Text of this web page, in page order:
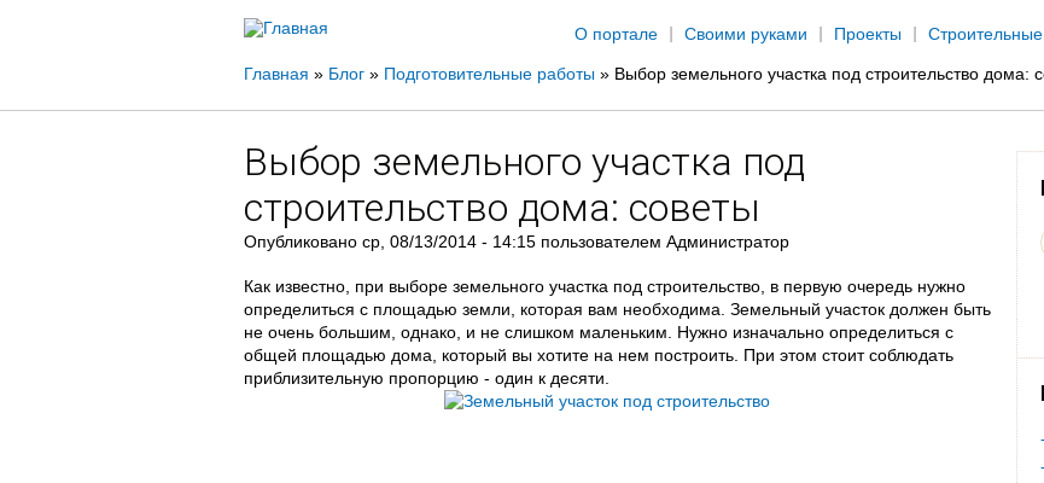
О портале
Своими руками Проекты
Вы
здесь
Главная » Блог » Подготовительные работы » Выбор земельного участка под строительство дома:
Выбор земельного участка под
строительство дома: советы
Опубликовано ср, 08/13/2014 - 14:15 пользователем Администратор
Как известно, при выборе земельного участка под строительство, в первую очередь нужно
определиться с площадью земли, которая вам необходима. Земельный участок должен быть
не очень большим, однако, и не слишком маленьким. Нужно изначально определиться с
общей площадью дома, который вы хотите на нем построить. При этом стоит соблюдать
приблизительную пропорцию - один к десяти.